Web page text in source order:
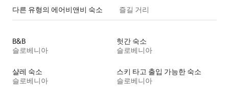
다른 유형의 에어비앤비 숙소 즐길 거리
B&B
슬로베니아
헛간 숙소
슬로베니아
샬레 숙소
슬로베니아
스키 타고 출입 가능한 숙소
슬로베니아